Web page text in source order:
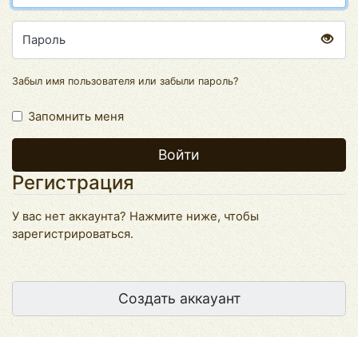
Пароль
Забыл имя пользователя или забыли пароль?
Запомнить меня
Регистрация
У вас нет аккаунта? Нажмите ниже, чтобы
зарегистрироваться.
Создать аккауант